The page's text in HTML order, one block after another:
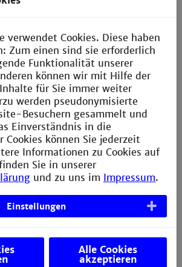
Hierfinden Sie eine
Ihre Zugangsdaten für die
als Kennung Ihre zentralen
wie das Login ins Intranet). Bitte
E-Mail-Adresse ein. Bitte tragen
Adresse ein, also tragen Sie
mannheim.deein.
und Doktoranden:
Doktoranden benutzen als
zentralen Zugangsdaten (z.B. wie
tragen Sie:
mannheim.deein.
verwendet Cookies. Diese haben
Zum einen sind sie erforderlich
Funktionalität unserer
können wir mit Hilfe der
für Sie immer weiter
werden pseudonymisierte
Besuchern gesammelt und
Einverständnis in die
Cookies können Sie jederzeit
Informationen zu Cookies auf
Sie in unserer
und zu uns im Impressum.
Einstellungen
Alle Cookies
akzeptieren